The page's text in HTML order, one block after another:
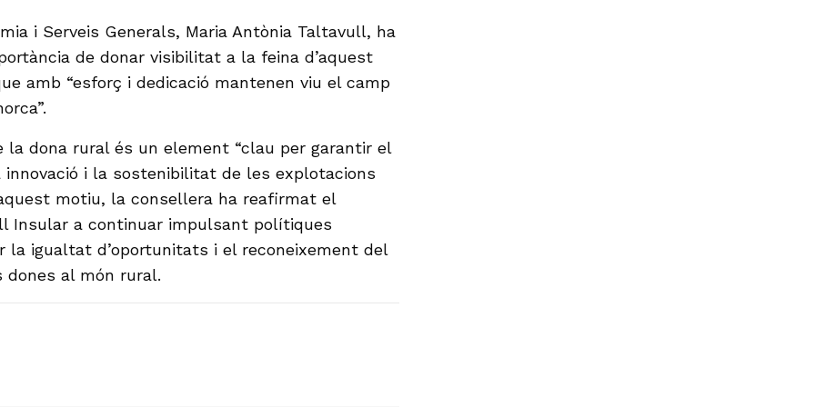
i Serveis Generals, Maria Antònia Taltavull, ha
de donar visibilitat a la feina d’aquest
amb “esforç i dedicació mantenen viu el camp
la dona rural és un element “clau per garantir el
innovació i la sostenibilitat de les explotacions
motiu, la consellera ha reafirmat el
Insular a continuar impulsant polítiques
la igualtat d’oportunitats i el reconeixement del
dones al món rural.